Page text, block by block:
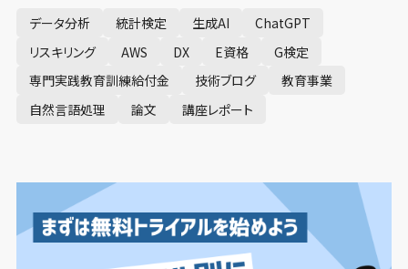
データ分析 統計検定 生成AI
ChatGPT
リスキリング
AWS DX E資格
G検定
専門実践教育訓練給付金
技術ブログ
教育事業
自然言語処理
論文 講座レポート